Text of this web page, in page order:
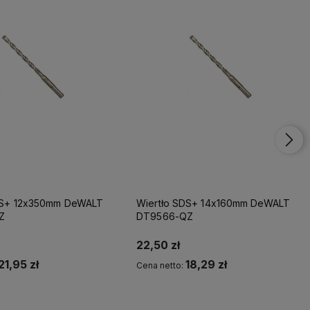
12x350mm DeWALT
zł
Wiertło SDS+ 14x160mm DeWALT
DT9566-QZ
22,50 zł
Cena netto:18,29 zł